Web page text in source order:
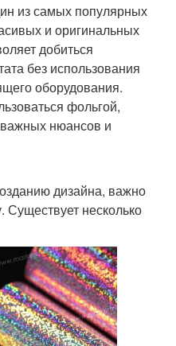
из самых популярных
и оригинальных
добиться
без использования
оборудования.
фольгой,
важных нюансов и
дизайна, важно
несколько